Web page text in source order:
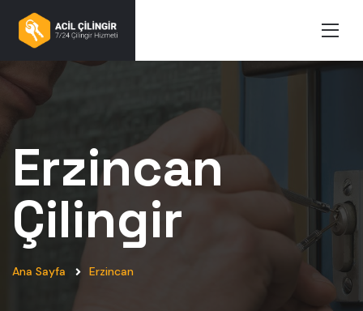
Erzincan
Çilingir
Ana Sayfa Erzincan